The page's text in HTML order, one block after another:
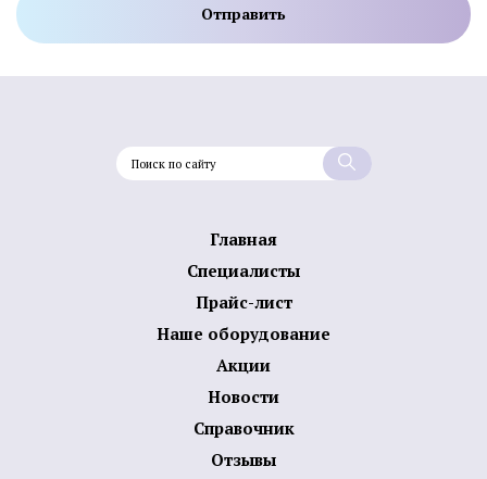
Главная
Специалисты
Прайс-лист
Наше оборудование
Акции
Новости
Справочник
Отзывы